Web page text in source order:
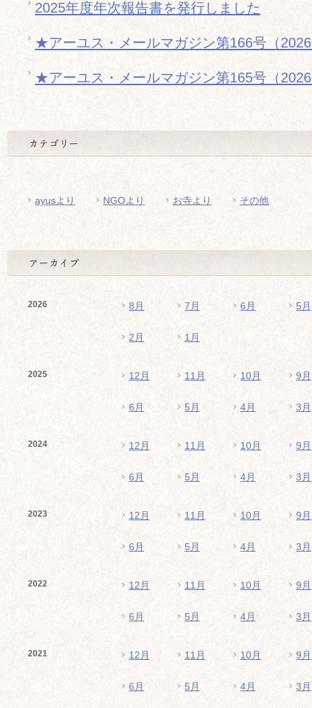
2025年度年次報告書を発行しました
★アーユス・メールマガジン第166号（
★アーユス・メールマガジン第165号（
ayusより NGOより お寺より その他
2026 8月 7月 6月 5月
2月 1月
2025 12月 11月 10月 9月
6月 5月 4月 3月
2024 12月 11月 10月 9月
6月 5月 4月 3月
2023 12月 11月 10月 9月
6月 5月 4月 3月
2022 12月 11月 10月 9月
6月 5月 4月 3月
2021 12月 11月 10月 9月
6月 5月 4月 3月